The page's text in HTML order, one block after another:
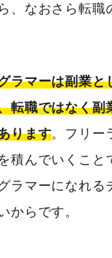
、なおさら転職
ラマーは副業と
転職ではなく副
ります。フリー
積んでいくこと
ラマーになれる
からです。